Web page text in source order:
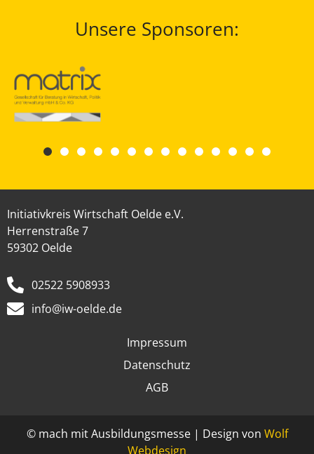
Unsere Sponsoren:
Initiativkreis Wirtschaft Oelde e.V.
Herrenstraße 7
59302 Oelde
02522 5908933
info@iw-oelde.de
Impressum
Datenschutz
AGB
© mach mit Ausbildungsmesse | Design von Wolf
Webdesign